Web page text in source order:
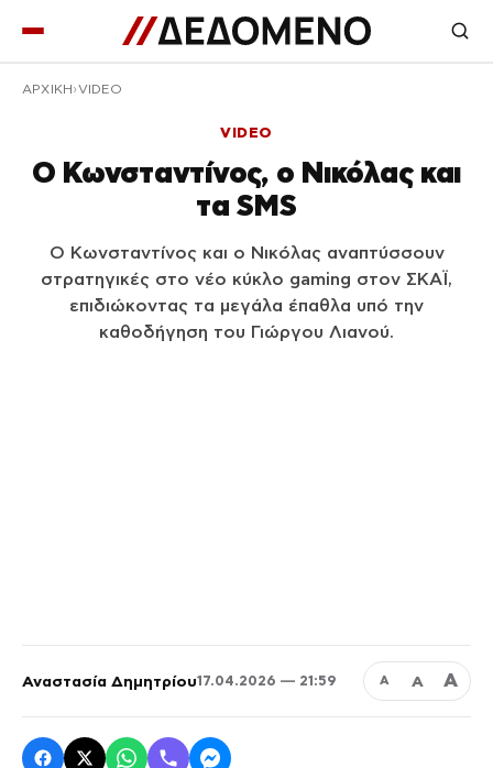
ΑΡΧΙΚΉ VIDEO
VIDEO
Ο Κωνσταντίνος, ο Νικόλας και
τα SMS
Ο Κωνσταντίνος και ο Νικόλας αναπτύσσουν
στρατηγικές στο νέο κύκλο gaming στον ΣΚΑΪ,
επιδιώκοντας τα μεγάλα έπαθλα υπό την
καθοδήγηση του Γιώργου Λιανού.
Αναστασία Δημητρίου17.04.2026 — 21:59 Α Α Α